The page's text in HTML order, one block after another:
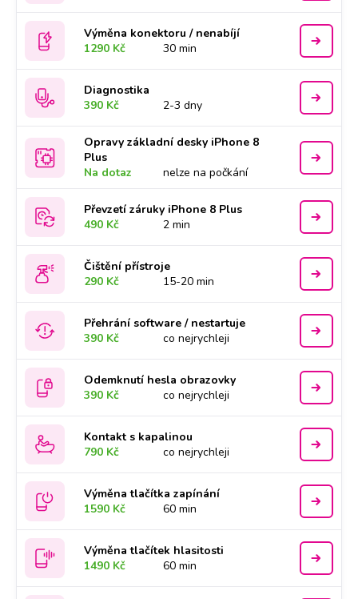
Výměna konektoru / nenabíjí
1290 Kč
30 min
Diagnostika
390 Kč
2-3 dny
Opravy základní desky iPhone 8
Plus
Na dotaz
nelze na počkání
Převzetí záruky iPhone 8 Plus
490 Kč
2 min
Čištění přístroje
290 Kč
15-20 min
Přehrání software / nestartuje
390 Kč
co nejrychleji
Odemknutí hesla obrazovky
390 Kč
co nejrychleji
Kontakt s kapalinou
790 Kč
co nejrychleji
Výměna tlačítka zapínání
1590 Kč
60 min
Výměna tlačítek hlasitosti
1490 Kč
60 min